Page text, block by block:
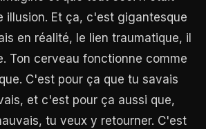
illusion. Et ça, c'est gigantesque
en réalité, le lien traumatique, il
Ton cerveau fonctionne comme
C'est pour ça que tu savais
et c'est pour ça aussi que,
tu veux y retourner. C'est